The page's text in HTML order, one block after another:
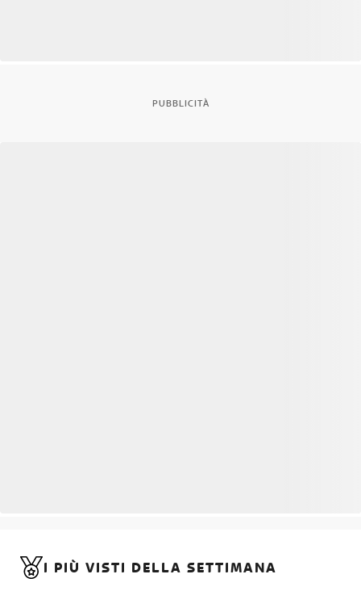
PUBBLICITÀ
I PIÙ VISTI DELLA SETTIMANA